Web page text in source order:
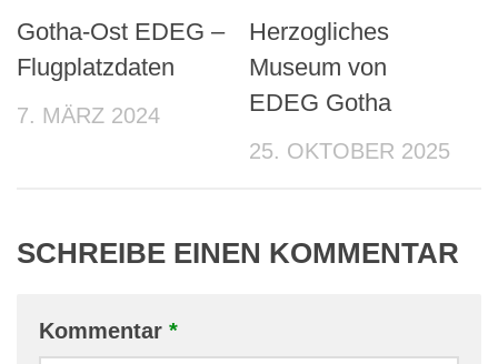
Gotha-Ost EDEG –
Flugplatzdaten
7. MÄRZ 2024
Herzogliches
Museum von
EDEG Gotha
25. OKTOBER 2025
SCHREIBE EINEN KOMMENTAR
Kommentar *